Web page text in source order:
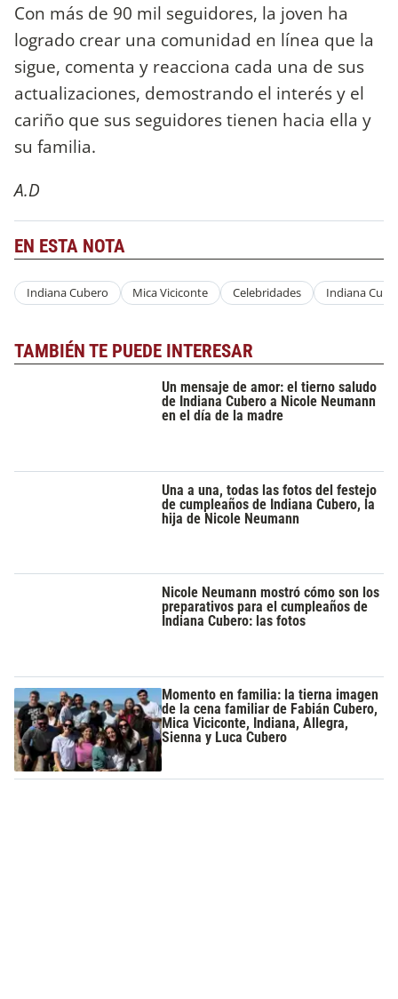
Con más de 90 mil seguidores, la joven ha
logrado crear una comunidad en línea que la
sigue, comenta y reacciona cada una de sus
actualizaciones, demostrando el interés y el
cariño que sus seguidores tienen hacia ella y
su familia.
A.D
EN ESTA NOTA
Indiana Cubero Mica Viciconte Celebridades Indiana
TAMBIÉN TE PUEDE INTERESAR
Un mensaje de amor: el tierno saludo
de Indiana Cubero a Nicole Neumann
en el día de la madre
Una a una, todas las fotos del festejo
de cumpleaños de Indiana Cubero, la
hija de Nicole Neumann
Nicole Neumann mostró cómo son los
preparativos para el cumpleaños de
Indiana Cubero: las fotos
Momento en familia: la tierna imagen
de la cena familiar de Fabián Cubero,
Mica Viciconte, Indiana, Allegra,
Sienna y Luca Cubero